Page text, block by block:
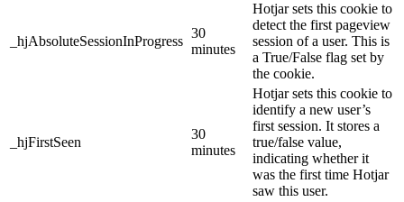
_hjAbsoluteSessionInProgress
30
minutes
Hotjar sets this cookie to
detect the first pageview
session of a user. This is
a True/False flag set by
the cookie.
_hjFirstSeen
30
minutes
Hotjar sets this cookie to
identify a new user’s
first session. It stores a
true/false value,
indicating whether it
was the first time Hotjar
saw this user.